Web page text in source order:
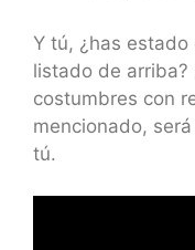
Y tú, ¿has
listado de arriba?
costumbres con
mencionado,
tú.